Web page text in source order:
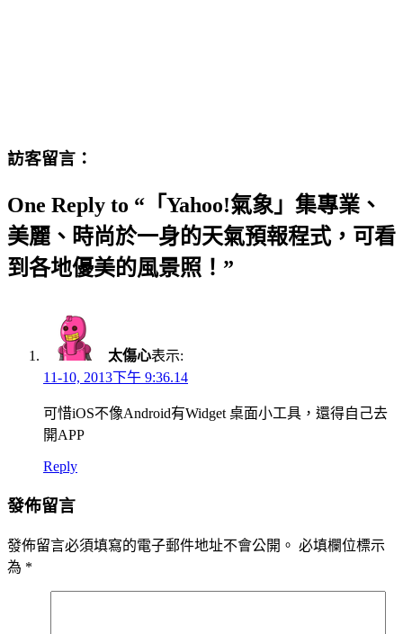
訪客留言：
One Reply to “「Yahoo!氣象」集專業、
美麗、時尚於一身的天氣預報程式，可看
到各地優美的風景照！”
太傷心表示:
11-10, 2013下午 9:36.14
可惜iOS不像Android有Widget 桌面小工具，還得自己去
開APP
Reply
發佈留言
發佈留言必須填寫的電子郵件地址不會公開。 必填欄位標示
為 *